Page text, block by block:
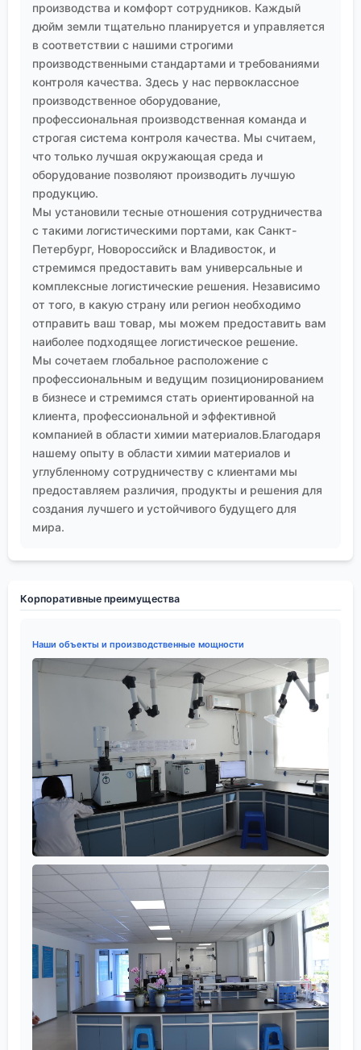
производства и комфорт сотрудников. Каждый
дюйм земли тщательно планируется и управляется
в соответствии с нашими строгими
производственными стандартами и требованиями
контроля качества. Здесь у нас первоклассное
производственное оборудование,
профессиональная производственная команда и
строгая система контроля качества. Мы считаем,
что только лучшая окружающая среда и
оборудование позволяют производить лучшую
продукцию.
Мы установили тесные отношения сотрудничества
с такими логистическими портами, как Санкт-
Петербург, Новороссийск и Владивосток, и
стремимся предоставить вам универсальные и
комплексные логистические решения. Независимо
от того, в какую страну или регион необходимо
отправить ваш товар, мы можем предоставить вам
наиболее подходящее логистическое решение.
Мы сочетаем глобальное расположение с
профессиональным и ведущим позиционированием
в бизнесе и стремимся стать ориентированной на
клиента, профессиональной и эффективной
компанией в области химии материалов.Благодаря
нашему опыту в области химии материалов и
углубленному сотрудничеству с клиентами мы
предоставляем различия, продукты и решения для
создания лучшего и устойчивого будущего для
мира.
Корпоративные преимущества
Наши объекты и производственные мощности